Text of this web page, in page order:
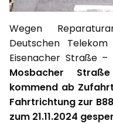
Wegen
Deutschen
Eisenacher Straße
Mosbacher
kommend ab
Fahrtrichtung zur
zum 21.11.2024